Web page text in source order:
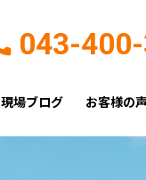
043-
現場ブログ お客様の